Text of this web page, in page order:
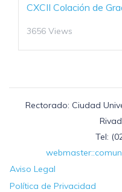
CXCII Colación de
3656 Views
Rectorado: Ciudad
Tel:
Aviso Legal
Política de Privacidad